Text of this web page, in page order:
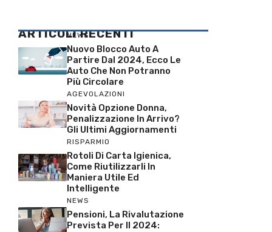
ARTICOLI RECENTI
NEWS
Nuovo Blocco Auto A
Partire Dal 2024, Ecco Le
Auto Che Non Potranno
Più Circolare
AGEVOLAZIONI
Novità Opzione Donna,
Penalizzazione In Arrivo?
Gli Ultimi Aggiornamenti
RISPARMIO
Rotoli Di Carta Igienica,
Come Riutilizzarli In
Maniera Utile Ed
Intelligente
NEWS
Pensioni, La Rivalutazione
Prevista Per Il 2024: